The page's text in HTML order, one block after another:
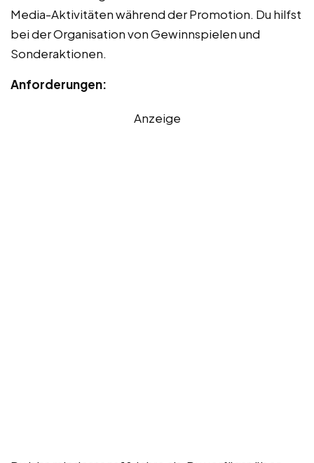
Media-Aktivitäten während der Promotion. Du hilfst
bei der Organisation von Gewinnspielen und
Sonderaktionen.
Anforderungen:
Anzeige